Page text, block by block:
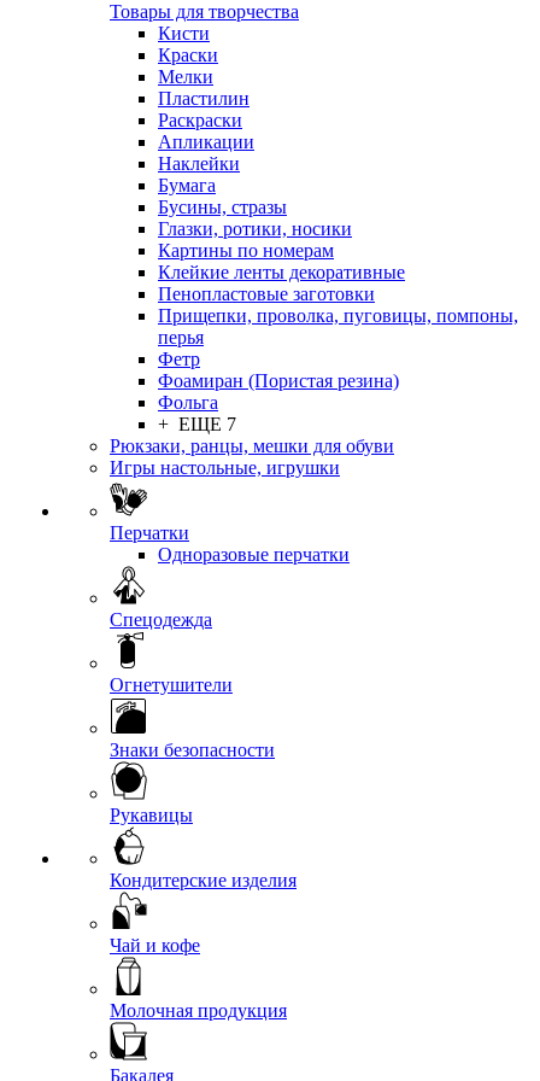
Товары для творчества
Кисти
Краски
Мелки
Пластилин
Раскраски
Апликации
Наклейки
Бумага
Бусины, стразы
Глазки, ротики, носики
Картины по номерам
Клейкие ленты декоративные
Пенопластовые заготовки
Прищепки, проволка, пуговицы, помпоны,
перья
Фетр
Фоамиран (Пористая резина)
Фольга
+ ЕЩЕ 7
Рюкзаки, ранцы, мешки для обуви
Игры настольные, игрушки
Перчатки
Одноразовые перчатки
Спецодежда
Огнетушители
Знаки безопасности
Рукавицы
Кондитерские изделия
Чай и кофе
Молочная продукция
Бакалея